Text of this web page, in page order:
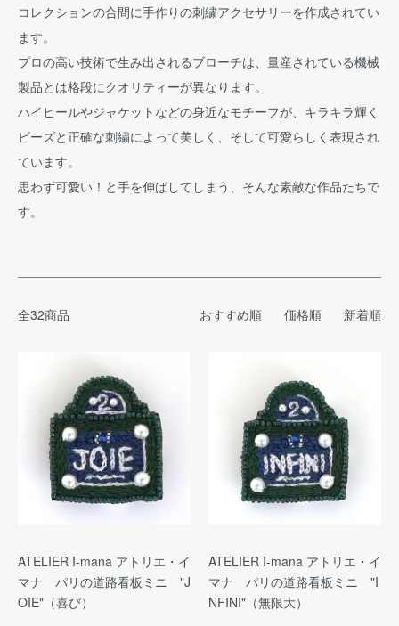
コレクションの合間に手作りの刺繍アクセサリーを作成されてい
ます。
プロの高い技術で生み出されるブローチは、量産されている機械
製品とは格段にクオリティーが異なります。
ハイヒールやジャケットなどの身近なモチーフが、キラキラ輝く
ビーズと正確な刺繍によって美しく、そして可愛らしく表現され
ています。
思わず可愛い！と手を伸ばしてしまう、そんな素敵な作品たちで
す。
全32商品 おすすめ順 価格順 新着順
ATELIER I-mana アトリエ・イ
マナ パリの道路看板ミニ "J
OIE"（喜び）
ATELIER I-mana アトリエ・イ
マナ パリの道路看板ミニ "I
NFINI"（無限大）